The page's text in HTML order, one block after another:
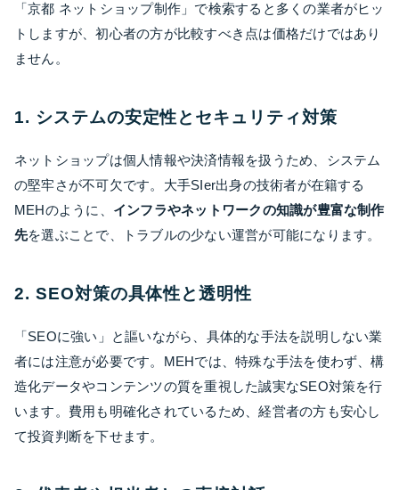
「京都 ネットショップ制作」で検索すると多くの業者がヒッ
トしますが、初心者の方が比較すべき点は価格だけではあり
ません。
1. システムの安定性とセキュリティ対策
ネットショップは個人情報や決済情報を扱うため、システム
の堅牢さが不可欠です。大手SIer出身の技術者が在籍する
MEHのように、 インフラやネットワークの知識が豊富な制作
先を選ぶことで、トラブルの少ない運営が可能になります。
2. SEO対策の具体性と透明性
「SEOに強い」と謳いながら、具体的な手法を説明しない業
者には注意が必要です。MEHでは、特殊な手法を使わず、構
造化データやコンテンツの質を重視した誠実なSEO対策を行
います。費用も明確化されているため、経営者の方も安心し
て投資判断を下せます。